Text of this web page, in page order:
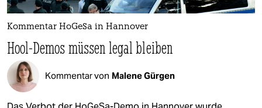
Kommentar HoGeSa in Hannover
Hool-Demos müssen legal bleiben
Kommentar von Malene Gürgen